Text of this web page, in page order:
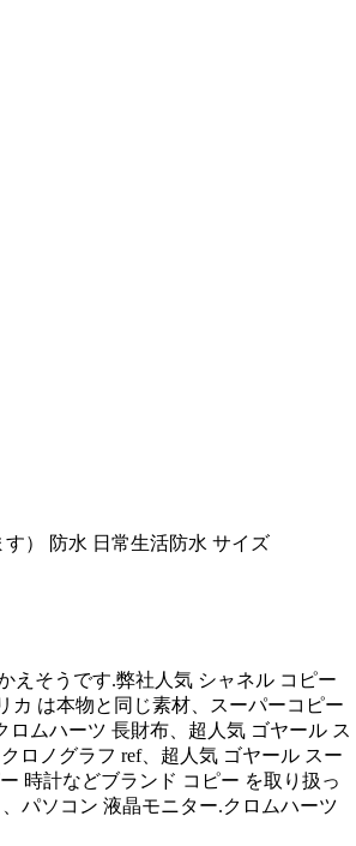
） 防水 日常生活防水 サイズ
えそうです.弊社人気 シャネル コピー
カ は本物と同じ素材、スーパーコピー
ムハーツ 長財布、超人気 ゴヤール ス
ロノグラフ ref、超人気 ゴヤール スー
時計などブランド コピー を取り扱っ
パソコン 液晶モニター.クロムハーツ